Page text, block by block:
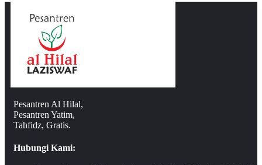
Pesantren Al Hilal,
Pesantren Yatim,
Tahfidz, Gratis.
Hubungi Kami: